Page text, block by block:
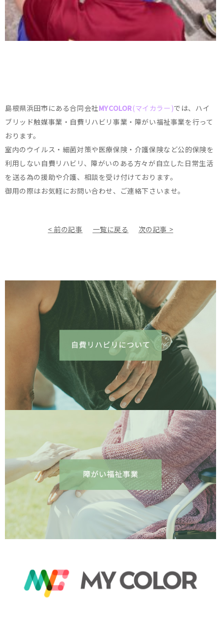
島根県浜田市にある合同会社MYCOLOR(マイカラー)では、ハイ
ブリッド触媒事業・自費リハビリ事業・障がい福祉事業を行って
おります。
室内のウイルス・細菌対策や医療保険・介護保険など公的保険を
利用しない自費リハビリ、障がいのある方々が自立した日常生活
を送る為の援助や介護、相談を受け付けております。
御用の際はお気軽にお問い合わせ、ご連絡下さいませ。
< 前の記事 一覧に戻る 次の記事 >